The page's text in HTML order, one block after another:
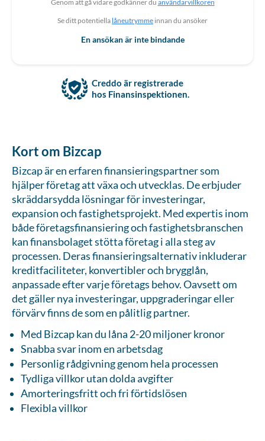
Genom att gå vidare godkänner du användarvillkoren
Se ditt potentiella låneutrymme innan du ansöker
En ansökan är inte bindande
Creddo är registrerade
hos Finansinspektionen.
Kort om Bizcap
Bizcap är en erfaren finansieringspartner som
hjälper företag att växa och utvecklas. De erbjuder
skräddarsydda lösningar för investeringar,
expansion och fastighetsprojekt. Med expertis inom
både företagsfinansiering och fastighetsbranschen
kan finansbolaget stötta företag i alla steg av
processen. Deras finansieringsalternativ inkluderar
kreditfaciliteter, konvertibler och brygglån,
anpassade efter varje företags behov. Oavsett om
det gäller nya investeringar, uppgraderingar eller
förvärv finns de som en pålitlig partner.
Med Bizcap kan du låna 2-20 miljoner kronor
Snabba svar inom en arbetsdag
Personlig rådgivning genom hela processen
Tydliga villkor utan dolda avgifter
Amorteringsfritt och fri förtidslösen
Flexibla villkor